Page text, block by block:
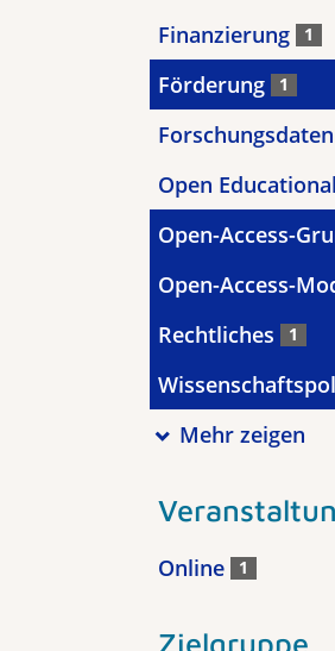
Finanzierung 1
Förderung 1
Forschungsdaten
Open
Open-Access-
Open-Access-
Rechtliches 1
Mehr zeigen
Online 1
Zielgruppe